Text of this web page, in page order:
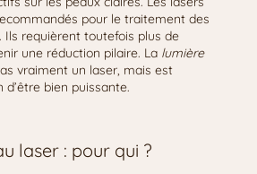
pour le traitement des
Ils requièrent toutefois plus de
une réduction pilaire. La lumière
vraiment un laser, mais est
bien puissante.
laser : pour qui ?